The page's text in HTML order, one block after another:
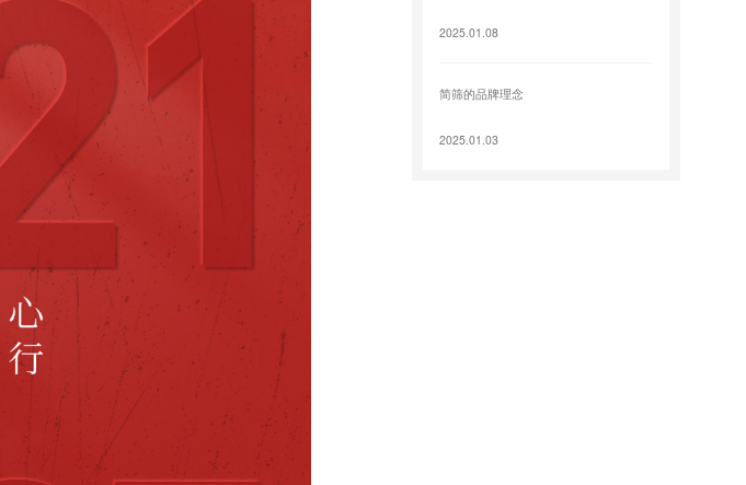
2025.01.08
简筛的品牌理念
2025.01.03